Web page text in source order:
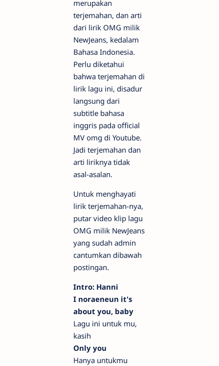
merupakan
terjemahan, dan arti
dari lirik OMG milik
NewJeans, kedalam
Bahasa Indonesia.
Perlu diketahui
bahwa terjemahan di
lirik lagu ini, disadur
langsung dari
subtitle bahasa
inggris pada official
MV omg di Youtube.
Jadi terjemahan dan
arti liriknya tidak
asal-asalan.
Untuk menghayati
lirik terjemahan-nya,
putar video klip lagu
OMG milik NewJeans
yang sudah admin
cantumkan dibawah
postingan.
Intro: Hanni
I noraeneun it's
about you, baby
Lagu ini untuk mu,
kasih
Only you
Hanya untukmu